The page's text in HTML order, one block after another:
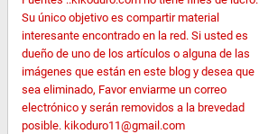
Su único objetivo es compartir material
interesante encontrado en la red. Si usted es
dueño de uno de los artículos o alguna de las
imágenes que están en este blog y desea que
sea eliminado, Favor enviarme un correo
electrónico y serán removidos a la brevedad
posible. kikoduro11@gmail.com